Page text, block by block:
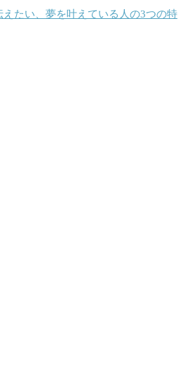
たい、夢を叶えている人の3つの特